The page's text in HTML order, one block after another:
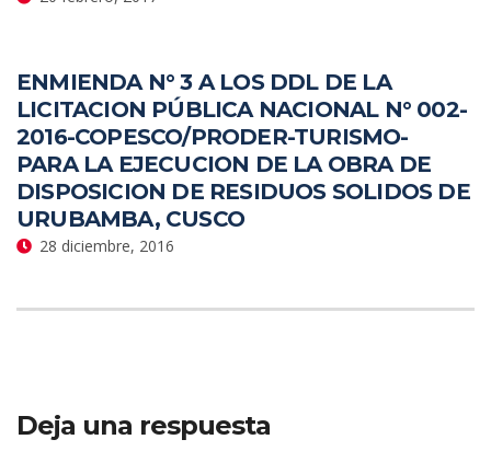
ENMIENDA N° 3 A LOS DDL DE LA
LICITACION PÚBLICA NACIONAL N° 002-
2016-COPESCO/PRODER-TURISMO-
PARA LA EJECUCION DE LA OBRA DE
DISPOSICION DE RESIDUOS SOLIDOS DE
URUBAMBA, CUSCO
28 diciembre, 2016
Deja una respuesta